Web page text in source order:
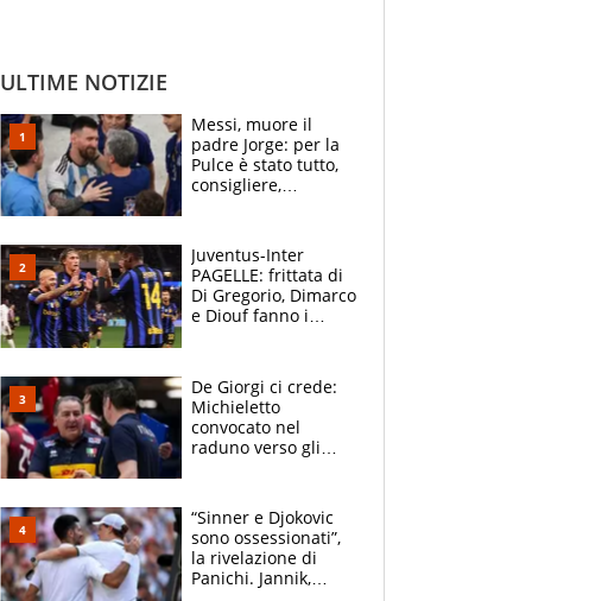
ULTIME NOTIZIE
Messi, muore il
padre Jorge: per la
Pulce è stato tutto,
consigliere,
Juventus-Inter
PAGELLE: frittata di
Di Gregorio, Dimarco
e Diouf fanno i
scompare, Kolo fa
sperare
De Giorgi ci crede:
Michieletto
convocato nel
raduno verso gli
“Sinner e Djokovic
sono ossessionati”,
la rivelazione di
Panichi. Jannik,